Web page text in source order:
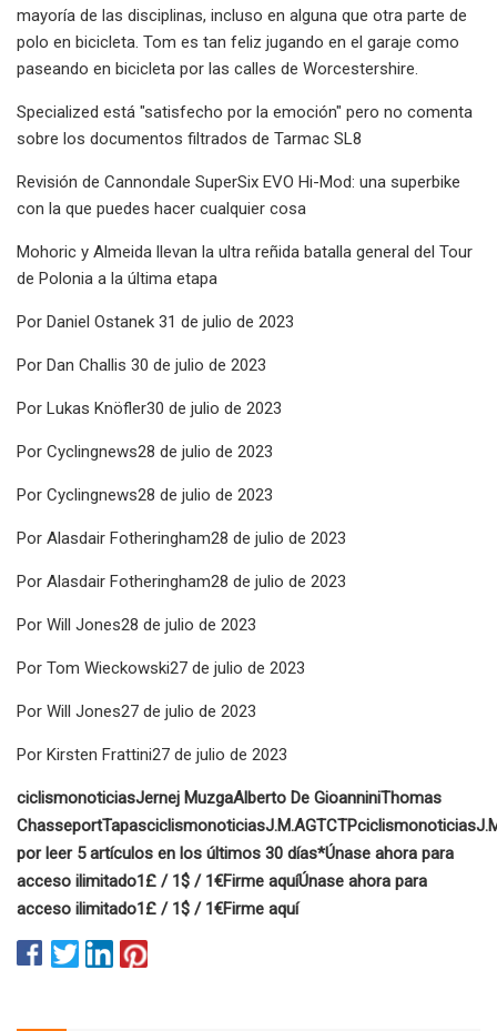
mayoría de las disciplinas, incluso en alguna que otra parte de
polo en bicicleta. Tom es tan feliz jugando en el garaje como
paseando en bicicleta por las calles de Worcestershire.
Specialized está "satisfecho por la emoción" pero no comenta
sobre los documentos filtrados de Tarmac SL8
Revisión de Cannondale SuperSix EVO Hi-Mod: una superbike
con la que puedes hacer cualquier cosa
Mohoric y Almeida llevan la ultra reñida batalla general del Tour
de Polonia a la última etapa
Por Daniel Ostanek 31 de julio de 2023
Por Dan Challis 30 de julio de 2023
Por Lukas Knöfler30 de julio de 2023
Por Cyclingnews28 de julio de 2023
Por Cyclingnews28 de julio de 2023
Por Alasdair Fotheringham28 de julio de 2023
Por Alasdair Fotheringham28 de julio de 2023
Por Will Jones28 de julio de 2023
Por Tom Wieckowski27 de julio de 2023
Por Will Jones27 de julio de 2023
Por Kirsten Frattini27 de julio de 2023
ciclismonoticiasJernej MuzgaAlberto De GioanniniThomas
ChasseportTapasciclismonoticiasJ.M.AGTCTPciclismonoticias
por leer 5 artículos en los últimos 30 días*Únase ahora para
acceso ilimitado1£ / 1$ / 1€Firme aquíÚnase ahora para
acceso ilimitado1£ / 1$ / 1€Firme aquí